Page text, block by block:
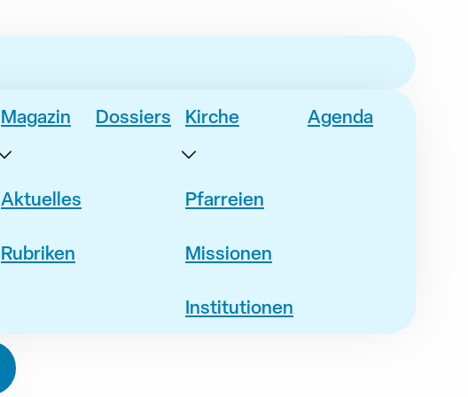
Magazin
Aktuelles
Rubriken
Dossiers Kirche
Pfarreien
Missionen
Institutionen
Agenda